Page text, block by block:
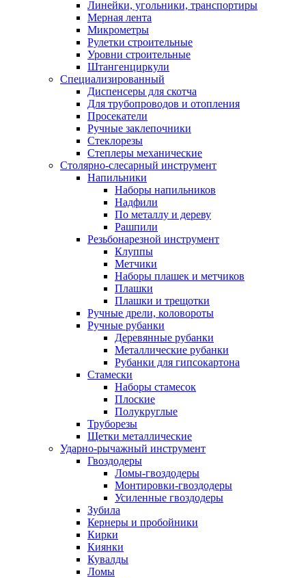
Линейки, угольники, транспортиры
Мерная лента
Микрометры
Рулетки строительные
Уровни строительные
Штангенциркули
Специализированный
Диспенсеры для скотча
Для трубопроводов и отопления
Просекатели
Ручные заклепочники
Стеклорезы
Степлеры механические
Столярно-слесарный инструмент
Напильники
Наборы напильников
Надфили
По металлу и дереву
Рашпили
Резьбонарезной инструмент
Клуппы
Метчики
Наборы плашек и метчиков
Плашки
Плашки и трещотки
Ручные дрели, коловороты
Ручные рубанки
Деревянные рубанки
Металлические рубанки
Рубанки для гипсокартона
Стамески
Наборы стамесок
Плоские
Полукруглые
Труборезы
Щетки металлические
Ударно-рычажный инструмент
Гвоздодеры
Ломы-гвоздодеры
Монтировки-гвоздодеры
Усиленные гвоздодеры
Зубила
Кернеры и пробойники
Кирки
Киянки
Кувалды
Ломы